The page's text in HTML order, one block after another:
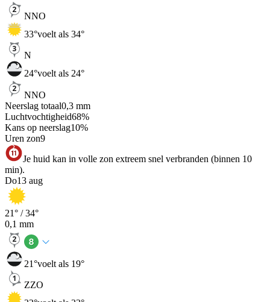
NNO
33°voelt als 34°
N
24°voelt als 24°
NNO
Neerslag totaal0,3 mm
Luchtvochtigheid68%
Kans op neerslag10%
Uren zon9
Je huid kan in volle zon extreem snel verbranden (binnen 10
min).
Do13 aug
21° /34°
0,1 mm
21°voelt als 19°
ZZO